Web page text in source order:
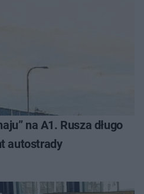
na A1. Rusza długo
autostrady